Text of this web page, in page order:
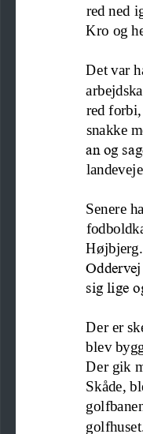
red ned
Kro og
Det var
red
snakke
an og
Senere
sig lige
Der er
blev
Der gik
Skåde